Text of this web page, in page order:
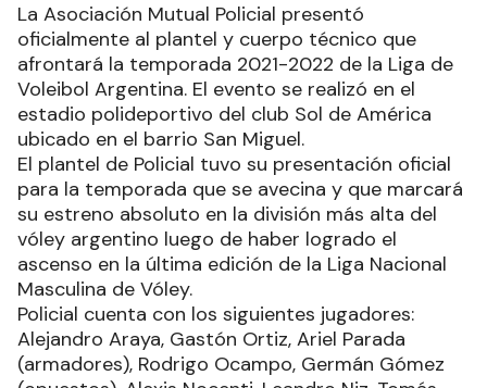
La Asociación Mutual Policial presentó
oficialmente al plantel y cuerpo técnico que
afrontará la temporada 2021-2022 de la Liga de
Voleibol Argentina. El evento se realizó en el
estadio polideportivo del club Sol de América
ubicado en el barrio San Miguel.
El plantel de Policial tuvo su presentación oficial
para la temporada que se avecina y que marcará
su estreno absoluto en la división más alta del
vóley argentino luego de haber logrado el
ascenso en la última edición de la Liga Nacional
Masculina de Vóley.
Policial cuenta con los siguientes jugadores:
Alejandro Araya, Gastón Ortiz, Ariel Parada
(armadores), Rodrigo Ocampo, Germán Gómez